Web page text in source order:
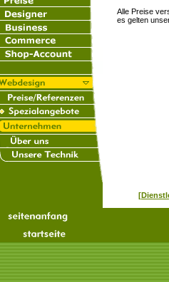
Alle Preise
es gelten